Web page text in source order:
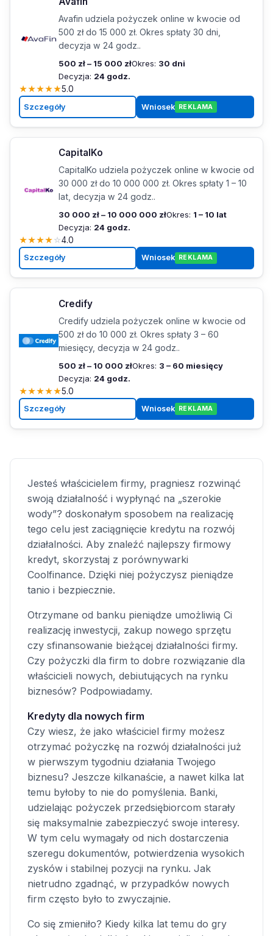
Avafin udziela pożyczek online w kwocie od
500 zł do 15 000 zł. Okres spłaty 30 dni,
decyzja w 24 godz..
500 zł – 15 000 złOkres: 30 dni
Decyzja: 24 godz.
★★★★★5.0
Szczegóły Wniosek REKLAMA
CapitalKo
CapitalKo udziela pożyczek online w kwocie od
30 000 zł do 10 000 000 zł. Okres spłaty 1 – 10
lat, decyzja w 24 godz..
30 000 zł – 10 000 000 złOkres: 1 – 10 lat
Decyzja: 24 godz.
★★★★☆4.0
Szczegóły Wniosek REKLAMA
Credify
Credify udziela pożyczek online w kwocie od
500 zł do 10 000 zł. Okres spłaty 3 – 60
miesięcy, decyzja w 24 godz..
500 zł – 10 000 złOkres: 3 – 60 miesięcy
Decyzja: 24 godz.
★★★★★5.0
Szczegóły Wniosek REKLAMA
Jesteś właścicielem firmy, pragniesz rozwinąć
swoją działalność i wypłynąć na „szerokie
wody”? doskonałym sposobem na realizację
tego celu jest zaciągnięcie kredytu na rozwój
działalności. Aby znaleźć najlepszy firmowy
kredyt, skorzystaj z porównywarki
Coolfinance. Dzięki niej pożyczysz pieniądze
tanio i bezpiecznie.
Otrzymane od banku pieniądze umożliwią Ci
realizację inwestycji, zakup nowego sprzętu
czy sfinansowanie bieżącej działalności firmy.
Czy pożyczki dla firm to dobre rozwiązanie dla
właścicieli nowych, debiutujących na rynku
biznesów? Podpowiadamy.
Kredyty dla nowych firm
Czy wiesz, że jako właściciel firmy możesz
otrzymać pożyczkę na rozwój działalności już
w pierwszym tygodniu działania Twojego
biznesu? Jeszcze kilkanaście, a nawet kilka lat
temu byłoby to nie do pomyślenia. Banki,
udzielając pożyczek przedsiębiorcom starały
się maksymalnie zabezpieczyć swoje interesy.
W tym celu wymagały od nich dostarczenia
szeregu dokumentów, potwierdzenia wysokich
zysków i stabilnej pozycji na rynku. Jak
nietrudno zgadnąć, w przypadków nowych
firm często było to zwyczajnie.
Co się zmieniło? Kiedy kilka lat temu do gry